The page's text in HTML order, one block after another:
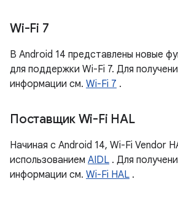
Wi-Fi 7
В Android 14 представлены новые
для поддержки Wi-Fi 7. Для
информации см. Wi-Fi 7 .
Поставщик Wi-Fi HAL
Начиная с Android 14, Wi-Fi Vendor
использованием AIDL . Для
информации см. Wi-Fi HAL .